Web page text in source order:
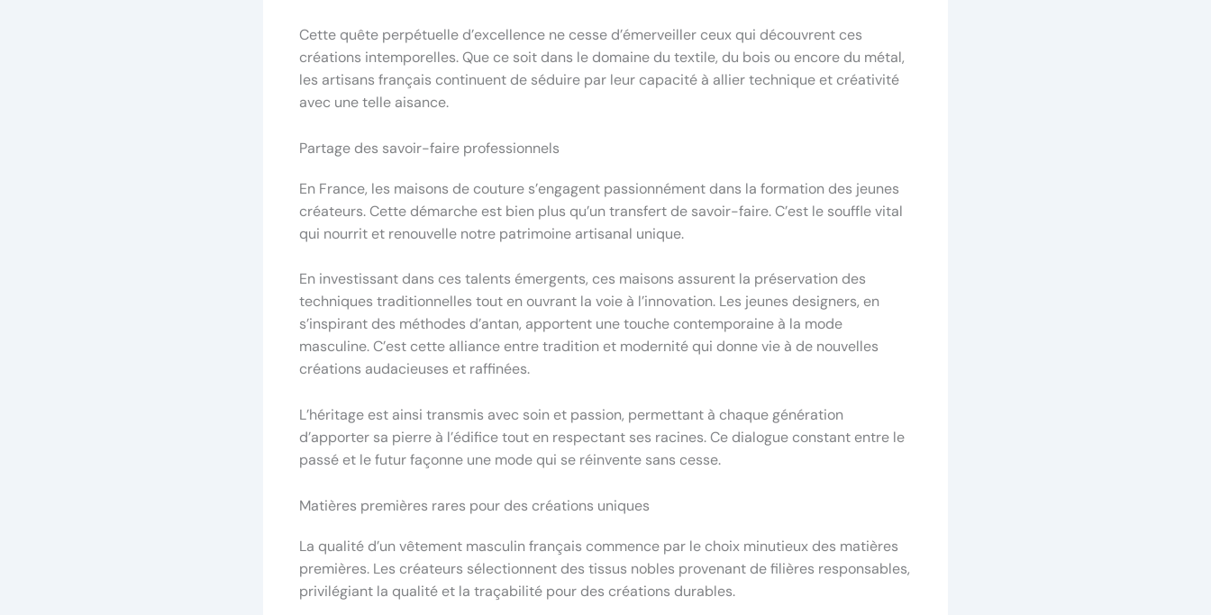
Cette quête perpétuelle d’excellence ne cesse d’émerveiller ceux qui découvrent ces
créations intemporelles. Que ce soit dans le domaine du textile, du bois ou encore du métal,
les artisans français continuent de séduire par leur capacité à allier technique et créativité
avec une telle aisance.
Partage des savoir-faire professionnels
En France, les maisons de couture s’engagent passionnément dans la formation des jeunes
créateurs. Cette démarche est bien plus qu’un transfert de savoir-faire. C’est le souffle vital
qui nourrit et renouvelle notre patrimoine artisanal unique.
En investissant dans ces talents émergents, ces maisons assurent la préservation des
techniques traditionnelles tout en ouvrant la voie à l’innovation. Les jeunes designers, en
s’inspirant des méthodes d’antan, apportent une touche contemporaine à la mode
masculine. C’est cette alliance entre tradition et modernité qui donne vie à de nouvelles
créations audacieuses et raffinées.
L’héritage est ainsi transmis avec soin et passion, permettant à chaque génération
d’apporter sa pierre à l’édifice tout en respectant ses racines. Ce dialogue constant entre le
passé et le futur façonne une mode qui se réinvente sans cesse.
Matières premières rares pour des créations uniques
La qualité d’un vêtement masculin français commence par le choix minutieux des matières
premières. Les créateurs sélectionnent des tissus nobles provenant de filières responsables,
privilégiant la qualité et la traçabilité pour des créations durables.